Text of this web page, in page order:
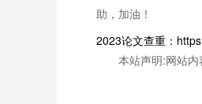
助，加油！
2023论文查重：
本站声明:网站内